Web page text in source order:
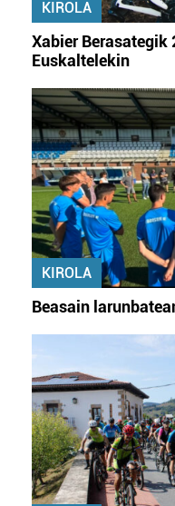
KIROLA
Xabier Berasategik
Euskaltelekin
KIROLA
Beasain